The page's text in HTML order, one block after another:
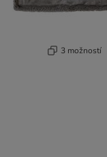
3 možností